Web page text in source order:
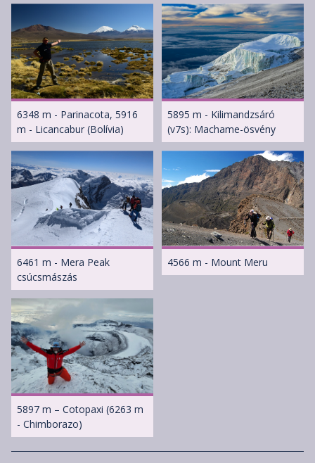
6348 m - Parinacota, 5916
m - Licancabur (Bolívia)
5895 m - Kilimandzsáró
(v7s): Machame-ösvény
6461 m - Mera Peak
csúcsmászás
4566 m - Mount Meru
5897 m – Cotopaxi (6263 m
- Chimborazo)